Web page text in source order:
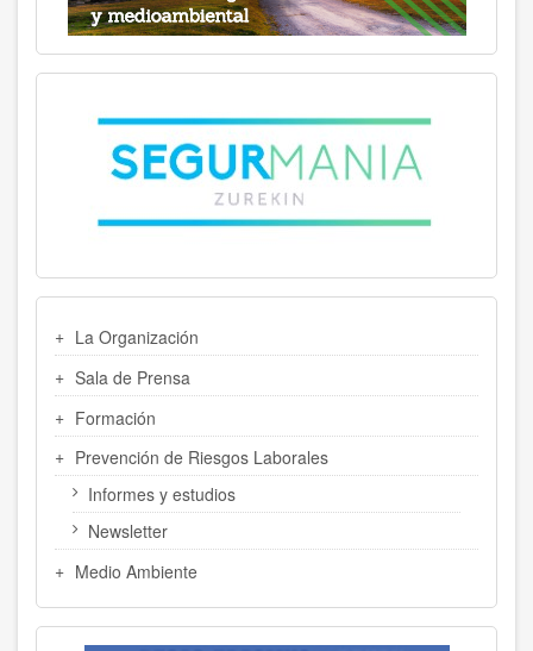
LATERAL
La Organización
Sala de Prensa
Formación
Prevención de Riesgos Laborales
Informes y estudios
Newsletter
Medio Ambiente